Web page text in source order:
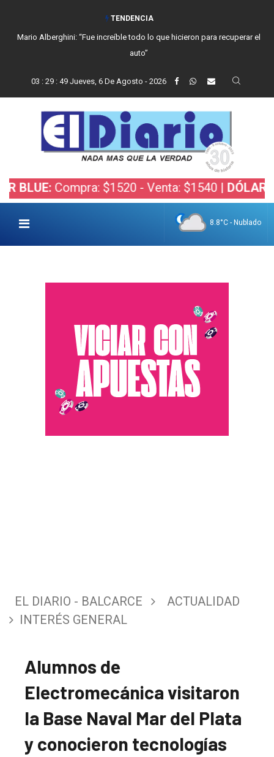
TENDENCIA
Mario Alberghini: “Fue increíble todo lo que hicieron para recuperar el
auto”
03 : 29: 50 Jueves, 6 De Agosto - 2026
Compra: $1520 - Venta: $1540 | DÓLAR BOLSA:
8.8°C - Nublado
EL DIARIO - BALCARCE
ACTUALIDAD
INTERÉS GENERAL
Alumnos de
Electromecánica visitaron
la Base Naval Mar del Plata
y conocieron tecnologías